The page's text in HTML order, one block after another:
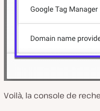
Voilà, la console de